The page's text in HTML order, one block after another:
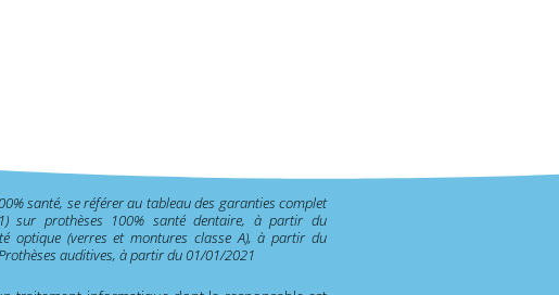
santé, se référer au tableau des garanties complet
sur prothèses 100% santé dentaire, à partir du
optique (verres et montures classe A), à partir du
auditives, à partir du 01/01/2021